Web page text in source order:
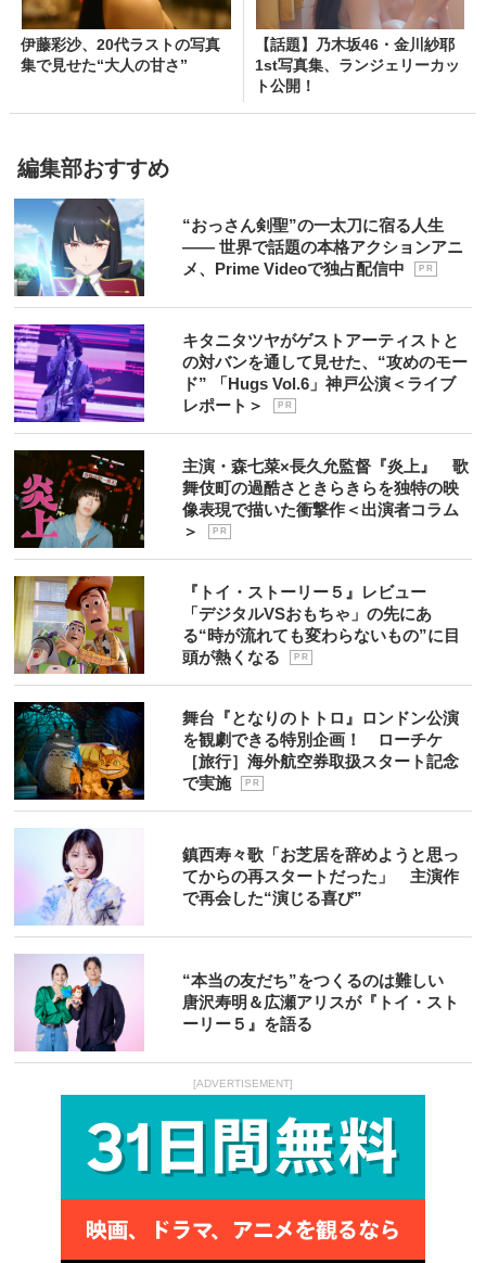
伊藤彩沙、20代ラストの写真
集で見せた“大人の甘さ”
【話題】乃木坂46・金川紗耶
1st写真集、ランジェリーカッ
ト公開！
編集部おすすめ
“おっさん剣聖”の一太刀に宿る人生
―― 世界で話題の本格アクションアニ
メ、Prime Videoで独占配信中
P R
キタニタツヤがゲストアーティストと
の対バンを通して見せた、“攻めのモー
ド” 「Hugs Vol.6」神戸公演＜ライブ
レポート＞
P R
主演・森七菜×長久允監督『炎上』 歌
舞伎町の過酷さときらきらを独特の映
像表現で描いた衝撃作＜出演者コラム
＞
P R
『トイ・ストーリー５』レビュー
「デジタルVSおもちゃ」の先にあ
る“時が流れても変わらないもの”に目
頭が熱くなる
P R
舞台『となりのトトロ』ロンドン公演
を観劇できる特別企画！ ローチケ
［旅行］海外航空券取扱スタート記念
で実施
P R
鎮西寿々歌「お芝居を辞めようと思っ
てからの再スタートだった」 主演作
で再会した“演じる喜び”
“本当の友だち”をつくるのは難しい
唐沢寿明＆広瀬アリスが『トイ・スト
ーリー５』を語る
[ADVERTISEMENT]